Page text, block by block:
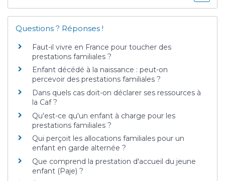
Questions ? Réponses !
Faut-il vivre en France pour toucher des
prestations familiales ?
Enfant décédé à la naissance : peut-on
percevoir des prestations familiales ?
Dans quels cas doit-on déclarer ses ressources à
la Caf ?
Qu'est-ce qu'un enfant à charge pour les
prestations familiales ?
Qui perçoit les allocations familiales pour un
enfant en garde alternée ?
Que comprend la prestation d'accueil du jeune
enfant (Paje) ?